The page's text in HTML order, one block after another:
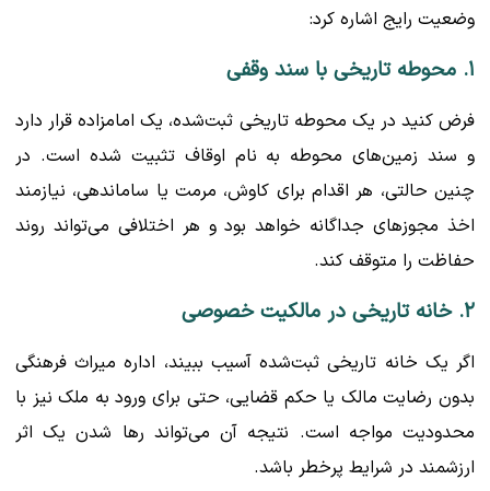
وضعیت رایج اشاره کرد:
۱. محوطه تاریخی با سند وقفی
فرض کنید در یک محوطه تاریخی ثبت‌شده، یک امامزاده قرار دارد
و سند زمین‌های محوطه به نام اوقاف تثبیت شده است. در
چنین حالتی، هر اقدام برای کاوش، مرمت یا ساماندهی، نیازمند
اخذ مجوزهای جداگانه خواهد بود و هر اختلافی می‌تواند روند
حفاظت را متوقف کند.
۲. خانه تاریخی در مالکیت خصوصی
اگر یک خانه تاریخی ثبت‌شده آسیب ببیند، اداره میراث فرهنگی
بدون رضایت مالک یا حکم قضایی، حتی برای ورود به ملک نیز با
محدودیت مواجه است. نتیجه آن می‌تواند رها شدن یک اثر
ارزشمند در شرایط پرخطر باشد.